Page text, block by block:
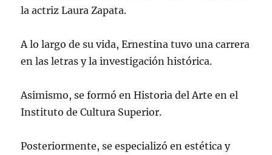
la actriz Laura Zapata.
A lo largo de su vida, Ernestina tuvo una carrera
en las letras y la investigación histórica.
Asimismo, se formó en Historia del Arte en el
Instituto de Cultura Superior.
Posteriormente, se especializó en estética y